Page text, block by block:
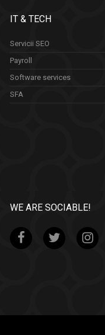
IT & TECH
Servicii SEO
Payroll
Software services
SFA
WE ARE SOCIABLE!